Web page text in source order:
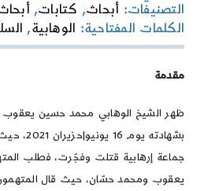
التصنيفات: أبحاث, كتابات,
الكلمات المفتاحية: الوهابية,
مقدمة
ظهر الشيخ الوهابي محمد حسين يعقوب
بشهادته
جماعة إرهابية قتلت وفجّرت، فطلب
يعقوب ومحمد حسّان، حيث قال